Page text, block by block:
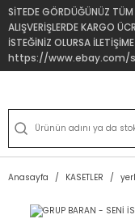
SİTEDE GÖRDÜĞÜNÜZ
ALIŞVERİŞLERDE KARGO
İSTEĞİNİZ OLURSA
https://www.ebay.com/
Anasayfa KASETLER